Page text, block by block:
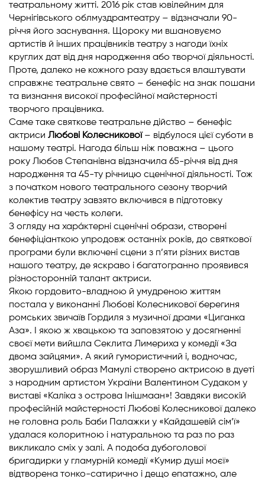
театральному житті. 2016 рік став ювілейним для
Чернігівського облмуздрамтеатру – відзначали 90-
річчя його заснування. Щороку ми вшановуємо
артистів й інших працівників театру з нагоди їхніх
круглих дат від дня народження або творчої діяльності.
Проте, далеко не кожного разу вдається влаштувати
справжнє театральне свято – бенефіс на знак пошани
та визнання високої професійної майстерності
творчого працівника.
Саме таке святкове театральне дійство – бенефіс
актриси Любові Колесникової– відбулося цієї суботи в
нашому театрі. Нагода більш ніж поважна – цього
року Любов Степанівна відзначила 65-річчя від дня
народження та 45-ту річницю сценічної діяльності. Тож
з початком нового театрального сезону творчий
колектив театру завзято включився в підготовку
бенефісу на честь колеги.
З огляду на харáктерні сценічні образи, створені
бенефіціанткою упродовж останніх років, до святкової
програми були включені сцени з п’яти різних вистав
нашого театру, де яскраво і багатогранно проявився
різносторонній талант актриси.
Якою гордовито-владною й умудреною життям
постала у виконанні Любові Колесникової берегиня
ромських звичаїв Гордиля з музичної драми «Циганка
Аза». І якою ж хвацькою та заповзятою у досягненні
своєї мети вийшла Секлита Лимериха у комедії «За
двома зайцями». А який гумористичний і, водночас,
зворушливий образ Мамулі створено актрисою в дуеті
з народним артистом України Валентином Судаком у
виставі «Каліка з острова Інішмаан»! Завдяки високій
професійній майстерності Любові Колесникової далеко
не головна роль Баби Палажки у «Кайдашевій сім’ї»
удалася колоритною і натуральною та раз по раз
викликало сміх у залі. А подоба дубоголової
бригадирки у гламурній комедії «Кумир душі моєї»
відтворена тонко-сатирично і дещо епатажно, але